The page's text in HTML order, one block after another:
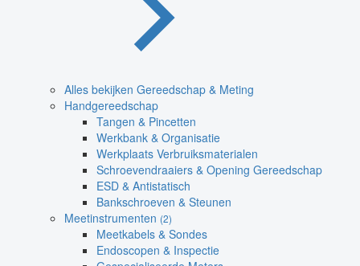
Alles bekijken Gereedschap & Meting
Handgereedschap
Tangen & Pincetten
Werkbank & Organisatie
Werkplaats Verbruiksmaterialen
Schroevendraaiers & Opening Gereedschap
ESD & Antistatisch
Bankschroeven & Steunen
Meetinstrumenten (2)
Meetkabels & Sondes
Endoscopen & Inspectie